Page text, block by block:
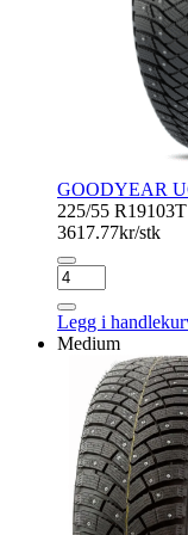
GOODYEAR
225/55 R19103T
3617.77kr/stk
GOODYEAR
UG
ARCTIC
2
Legg i
Medium